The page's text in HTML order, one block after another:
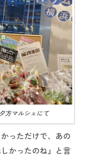
方マルシェにて
かっただけで、あの
かったのね』と言